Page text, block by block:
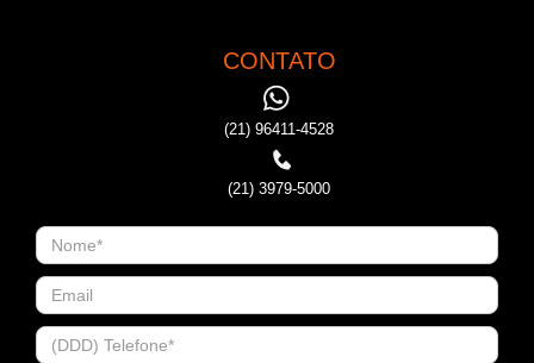
CONTATO
(21) 96411-4528
(21) 3979-5000